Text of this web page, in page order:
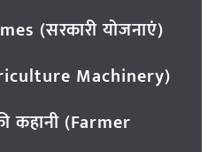
(सरकारी योजनाएं)
Machinery)
कहानी (Farmer